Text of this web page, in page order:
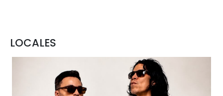
LOCALES